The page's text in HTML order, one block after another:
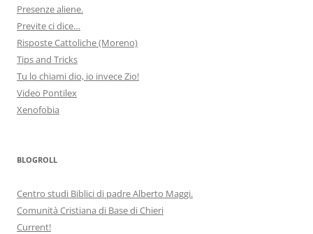
Presenze aliene.
Previte ci dice…
Risposte Cattoliche (Moreno)
Tips and Tricks
Tu lo chiami dio, io invece Zio!
Video Pontilex
Xenofobia
BLOGROLL
Centro studi Biblici di padre Alberto Maggi.
Comunità Cristiana di Base di Chieri
Current!